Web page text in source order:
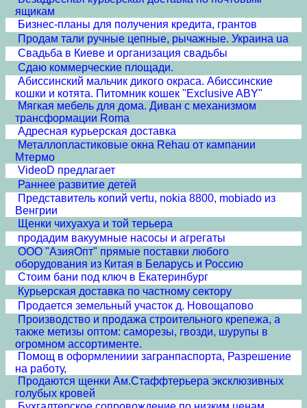
ящикам
Бизнес-планы для получения кредита, грантов
Продам тали ручные цепные, рычажные. Украина ua
Свадьба в Киеве и организация свадьбы
Сдаю коммерческие площади.
Абиссинский мальчик дикого окраса. Абиссинские
кошки и котята. Питомник кошек "Exclusive ABY"
Мягкая мебель для дома. Диван с механизмом
трансформации Roma
Адресная курьерская доставка
Металлопластиковые окна Rehau от кампании
Мтермо
VideoD предлагает
Раннее развитие детей
Представитель копий vertu, nokia 8800, mobiado из
Венгрии
Щенки чихуахуа и той терьера
продадим вакуумные насосы и агрегаты
ООО "АзияОпт" прямые поставки любого
оборудования из Китая в Беларусь и Россию
Стоим бани под ключ в Екатеринбург
Курьерская доставка по частному сектору
Продается земельный участок д. Новощапово
Производство и продажа строительного крепежа, а
также метизы оптом: саморезы, гвозди, шурупы в
огромном ассортименте.
Помощ в оформлениии загранпаспорта, Разрешение
на работу,
Продаются щенки Ам.Стаффтерьера эксклюзивных
голубых кровей